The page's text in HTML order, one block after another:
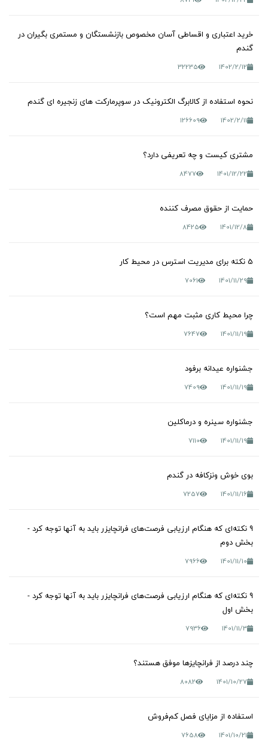
خرید اعتباری و اقساطی آسان مخصوص بازنشستگان و مستمری بگیران در
گندم
1402/2/12
32235
نحوه استفاده از کالابرگ الکترونیک در سوپرمارکت های زنجیره ای گندم
1402/2/11
126609
مشتری کیست و چه تعریفی دارد؟
1401/12/22
8477
حمایت از حقوق مصرف کننده
1401/12/8
8425
5 نکته برای مدیریت استرس در محیط کار
1401/11/29
7061
چرا محیط کاری مثبت مهم است؟
1401/11/19
7647
جشنواره عیدانه برفود
1401/11/19
7409
جشنواره سینره و درماکلین
1401/11/19
7110
بوی خوش ونزکافه در گندم
1401/11/16
7257
9 نکته‌ای که هنگام ارزیابی فرصت‌های فرانچایزر باید به آنها توجه کرد -
بخش دوم
1401/11/10
7966
9 نکته‌ای که هنگام ارزیابی فرصت‌های فرانچایزر باید به آنها توجه کرد -
بخش اول
1401/11/3
7936
چند درصد از فرانچایزها موفق هستند؟
1401/10/27
8082
استفاده از مزایای فصل کم‌فروش
1401/10/21
7658